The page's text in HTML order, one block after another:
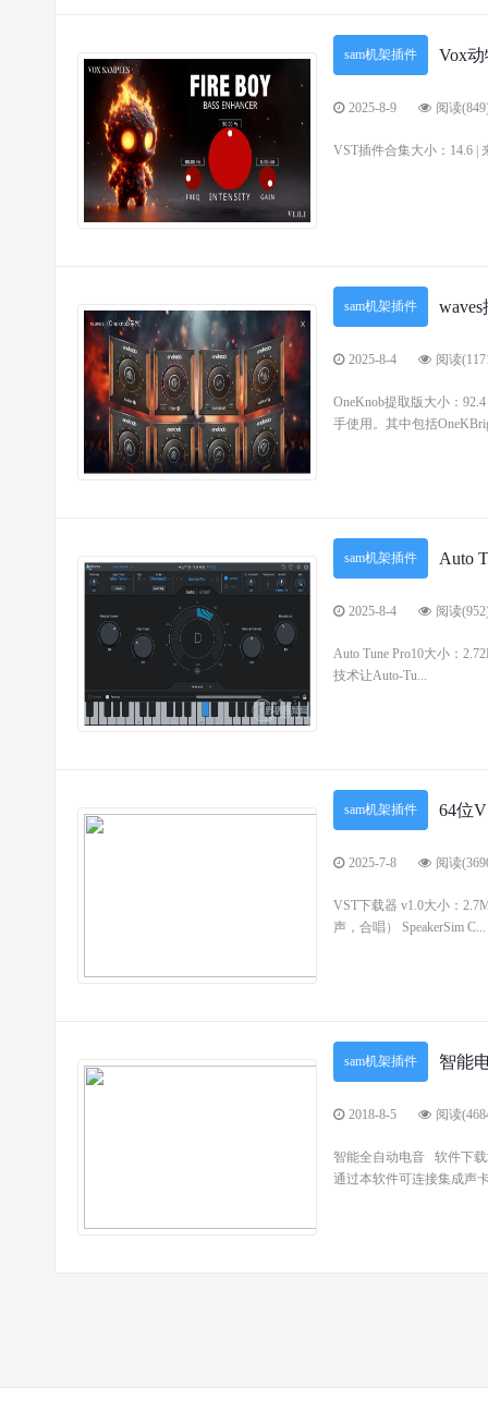
sam机架插件 Vox
2025-8-9 阅读
VST插件合集大小：14.6 |
sam机架插件
2025-8-4 阅读
OneKnob提取版大小：
手使用。其中包括
sam机架插件 Auto
2025-8-4 阅读
Auto Tune Pro10大小：
技术让Auto-Tu...
sam机架插件 64位
2025-7-8 阅读
VST下载器 v1.0大小：
声，合唱） SpeakerSim C...
sam机架插件 智能
2018-8-5 阅读
智能全自动电音 软件下载
通过本软件可连接集成声